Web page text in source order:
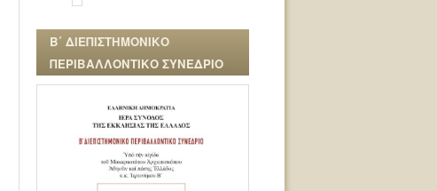
Β΄ ΔΙΕΠΙΣΤΗΜΟΝΙΚΟ
ΠΕΡΙΒΑΛΛΟΝΤΙΚΟ ΣΥΝΕΔΡΙΟ